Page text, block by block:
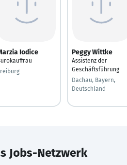
Iodice Peggy Wittke
Assistenz der
Geschäftsführung
Dachau, Bayern,
Deutschland
Jobs-Netzwerk